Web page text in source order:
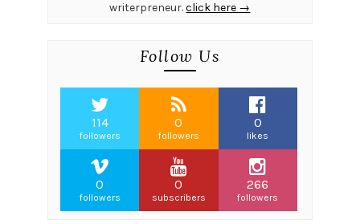
writerpreneur.click here →
Follow Us
114
followers
0
followers
0
likes
0
followers
0
subscribers
266
followers